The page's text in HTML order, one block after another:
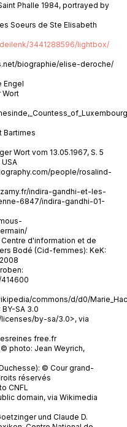
Phalle 1984, portrayed by
Soeurs de Ste Elisabeth
3441288596/lightbox/
biographie/elise-deroche/
Engel
Wort
Bartimes
Wort vom 13.05.1967, S. 5
people/rosalind-
indira-gandhi-et-les-
6847/indira-gandhi-01-
d'information et de
Bodé (Cid-femmes): KeK:
commons/d/d0/
SA 3.0
by-sa/3.0>, via
free.fr
photo: Jean Weyrich,
© Cour grand-
réservés
CNFL
domain, via Wikimedia
und Claude D.